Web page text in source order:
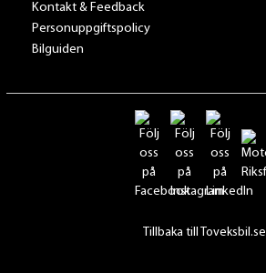
Kontakt & Feedback
Personuppgiftspolicy
Bilguiden
Tillbaka till Toveksbil.se